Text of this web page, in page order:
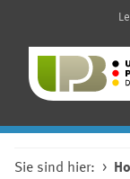
Sie sind hier: